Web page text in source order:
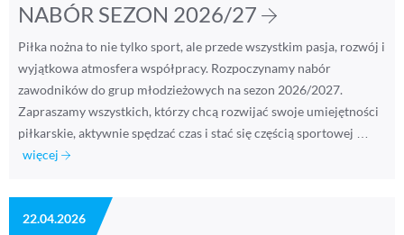
NABÓR SEZON 2026/27
Piłka nożna to nie tylko sport, ale przede wszystkim pasja, rozwój i
wyjątkowa atmosfera współpracy. Rozpoczynamy nabór
zawodników do grup młodzieżowych na sezon 2026/2027.
Zapraszamy wszystkich, którzy chcą rozwijać swoje umiejętności
piłkarskie, aktywnie spędzać czas i stać się częścią sportowej …
więcej
22.04.2026